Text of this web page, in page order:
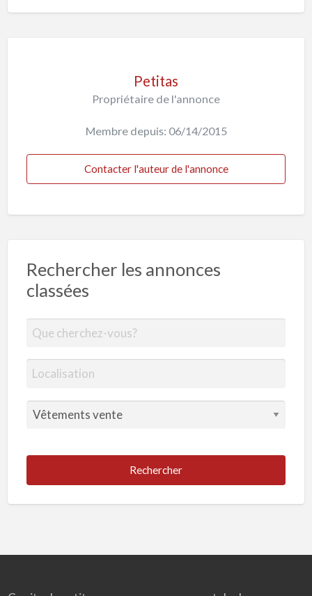
Petitas
Propriétaire de l'annonce
Membre depuis: 06/14/2015
Contacter l'auteur de l'annonce
Rechercher les annonces
classées
Rechercher